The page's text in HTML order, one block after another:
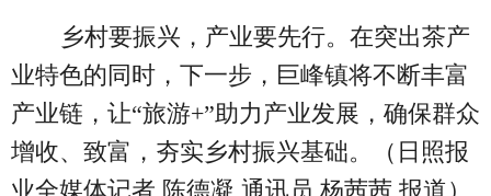
乡村要振兴，产业要先行。在突出茶产
业特色的同时，下一步，巨峰镇将不断丰富
产业链，让“旅游+”助力产业发展，确保群众
增收、致富，夯实乡村振兴基础。（日照报
业全媒体记者 陈德凝 通讯员 杨茜茜 报道）